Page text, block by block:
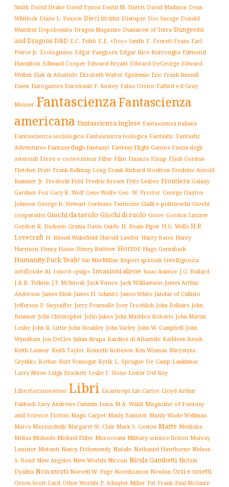
Smith David Drake David Eynon David M. Harris David Madison Dean
Whitlock Diana L. Paxson Dieci in uno Distopie Doc Savage Donald
Wandrei Dopobomba Dragon Magazine Dumarest of Terra Dungeons
and Dragons D&D E.C. Tubb E.E. «Doc» Smith E. Everett Evans Earl
Peirce Jr. Ecologismo Edgar Pangborn Edgar Rice Burroughs Edmond
Hamilton Edmund Cooper Edward Bryant Edward DeGeorge Edward
Wellen Elak di Atlantide Elizabeth Walter Epidemie Eric Frank Russell
Essen Eurogames Eurotrash F. Anstey Fabio Orrico Fafhrd e il Gray
Mouser FantascienzaFantascienza
americana Fantascienza inglese Fantascienza italiana
Fantascienza sociologica Fantascienza teologica Fantastic Fantastic
Adventures Fantasy (high fantasy) Fantasy Flight Games Fascia degli
asteroidi Fiere e convention Filler Film Finanza Fixup Flash Gordon
Fletcher Pratt Frank Belknap Long Frank Richard Stockton Frederic Arnold
Kummer Jr. Frederik Pohl Fredric Brown Fritz Leiber Frontiera Galaxy
Gardner Fox Gary K. Wolf Gene Wolfe Geo. W. Proctor George Clayton
Johnson George R. Stewart Germano Tarricone Gialli e polizieschi Giochi
cooperativi Giochi da tavolo Giochi di ruolo Giove Gordon Linzner
Gordon R. Dickson Grania Davis Guide H. Beam Piper H.G. Wells H.P.
Lovecraft H. Russel Wakefield Harold Lawlor Harry Bates Harry
Harrison Henry Hasse Henry Kuttner Horror Hugo Gernsback
Humanity Fuck Yeah! Ian MacMillan Imperi spaziali Intelligenza
artificiale AI I nuovi «pulp» Invasioni aliene Isaac Asimov J.G. Ballard
J.R.R. Tolkien J.T. McIntosh Jack Vance Jack Williamson James Arthur
Anderson James Blish James H. Schmitz James White Jandar of Callisto
Jefferson P. Swycaffer Jerry Pournelle Joey Froehlich John Bellairs John
Brunner John Christopher John Jakes John Maddox Roberts John Martin
Leahy John R. Little John Steakley John Varley John W. Campbell John
Wyndham Jon DeCles Julian Krupa Kardios di Atlantide Kathleen Resch
Keith Laumer Keith Taylor Kenneth Robeson Ken Wisman Khrystyna
Gryshko Kothar Kurt Vonnegut Kyrik L. Sprague De Camp Lankhmar
Larry Niven Leigh Brackett Leslie F. Stone Lester Del Rey
Libertarianesimo Libri Licantropi Lin Carter Lloyd Arthur
Eshbach Lucy Andrews Cummin Luna M.A. Wahil Magazine of Fantasy
and Science Fiction Magic Carpet Manly Banister Manly Wade Wellman
Marco Mazzucchelli Margaret St. Clair Mark S. Geston Marte Medicina
Melisa Michaels Michael Elder Microcosmi Military science fiction Murray
Leinster Mutanti Nancy Etchemendy Natale Nathaniel Hawthorne Nelson
S. Bond New Angeles New Worlds Niccon Nicola Gambetti Nictzin
Dyalhis Non morti Norvell W. Page Novelization Nowlan Orsi e orsetti
Orson Scott Card Other Worlds P. Schuyler Miller Pat Frank Paul McGuire